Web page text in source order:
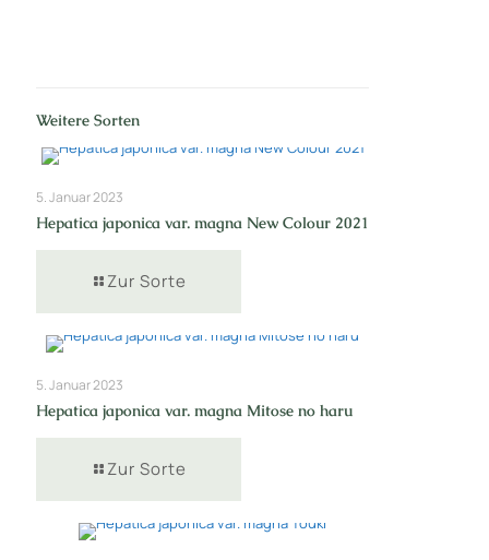
Weitere Sorten
5. Januar 2023
Hepatica japonica var. magna New Colour 2021
Zur Sorte
5. Januar 2023
Hepatica japonica var. magna Mitose no haru
Zur Sorte